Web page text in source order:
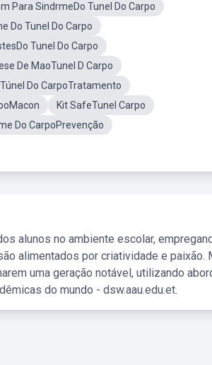
Para SindrmeDo Tunel Do Carpo
Do Tunel Do Carpo
Tunel Do Carpo
De MaoTunel D Carpo
Túnel Do CarpoTratamento
Kit SafeTunel Carpo
Do CarpoPrevenção
alunos no ambiente escolar,
alimentados por criatividade e paixão.
uma geração notável, utilizando
do mundo - dsw.aau.edu.et.